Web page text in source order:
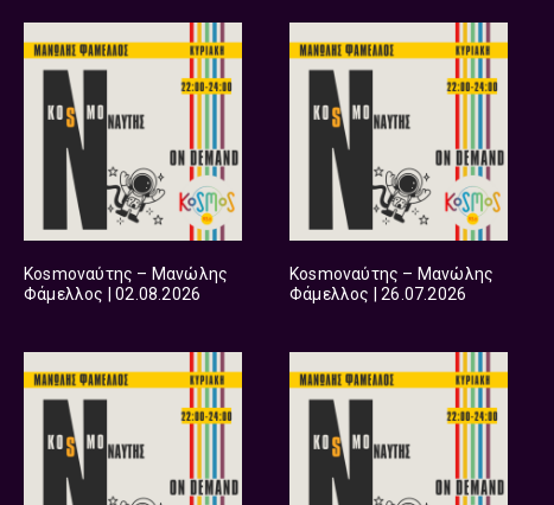
Kosmoναύτης – Μανώλης
Φάμελλος | 02.08.2026
Kosmoναύτης – Μανώλης
Φάμελλος | 26.07.2026